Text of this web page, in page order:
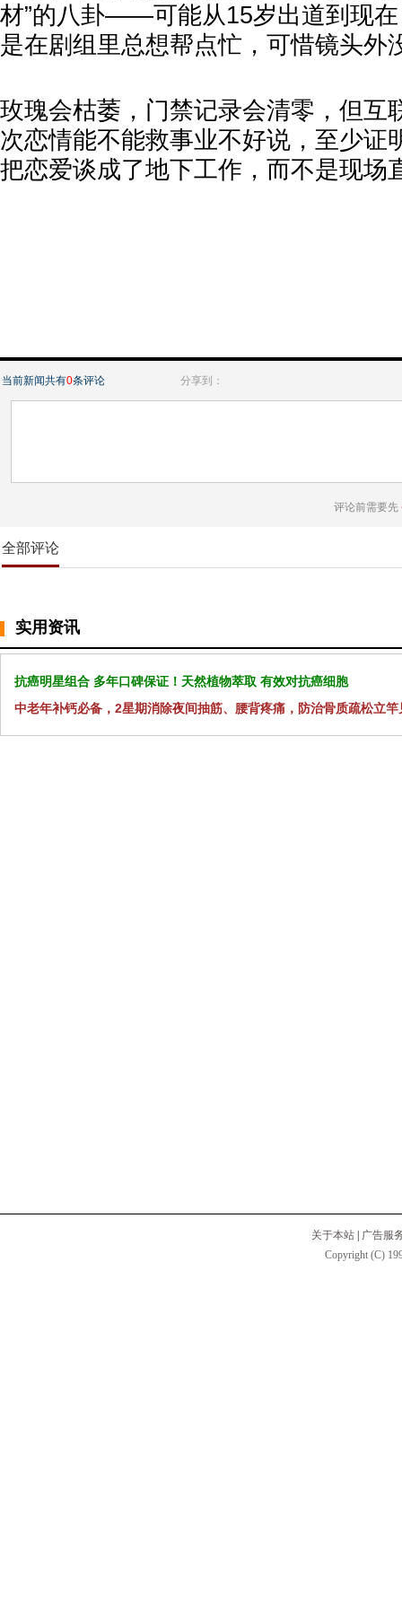
材”的八卦——可能从15岁出道到现
是在剧组里总想帮点忙，可惜镜头外
玫瑰会枯萎，门禁记录会清零，但互
次恋情能不能救事业不好说，至少证
把恋爱谈成了地下工作，而不是现场
当前新闻共有0条评论 分享到：
评论前需要先
全部评论
实用资讯
抗癌明星组合 多年口碑保证！天然植物萃取 有效对抗癌细胞
中老年补钙必备，2星期消除夜间抽筋、腰背疼痛，防治骨质疏松立竿
关于本站
广告服
Copyright (C)